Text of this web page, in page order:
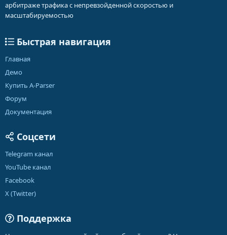
арбитраже трафика с непревзойденной скоростью и
масштабируемостью
Быстрая навигация
Главная
Демо
Купить A-Parser
Форум
Документация
Соцсети
Telegram канал
YouTube канал
Facebook
X (Twitter)
Поддержка